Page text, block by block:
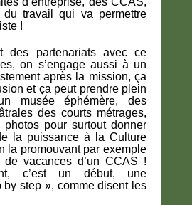
du travail qui va permettre
!
des partenariats avec ce
on s’engage aussi à un
après la mission, ça
et ça peut prendre plein
musée éphémère, des
des courts métrages,
photos pour surtout donner
la puissance à la Culture
la promouvant par exemple
vacances d’un CCAS !
c’est un début, une
by step », comme disent les